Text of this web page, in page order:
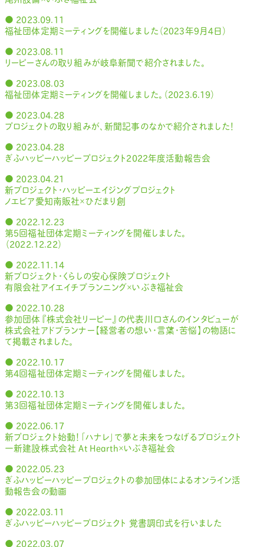
● 2023.09.11
福祉団体定期ミーティングを開催しました（２０２３年９月４日）
● 2023.08.11
リーピーさんの取り組みが岐阜新聞で紹介されました。
● 2023.08.03
福祉団体定期ミーティングを開催しました。（2023.6.19）
● 2023.04.28
プロジェクトの取り組みが、新聞記事のなかで紹介されました！
● 2023.04.28
ぎふハッピーハッピープロジェクト2022年度活動報告会
● 2023.04.21
新プロジェクト・ハッピーエイジングプロジェクト
ノエビア愛知南販社×ひだまり創
● 2022.12.23
第５回福祉団体定期ミーティングを開催しました。
（2022.12.22）
● 2022.11.14
新プロジェクト・くらしの安心保険プロジェクト
有限会社アイエイチプランニング×いぶき福祉会
● 2022.10.28
参加団体『株式会社リーピー』の代表川口さんのインタビューが
株式会社アドプランナー【経営者の想い・言葉・苦悩】の物語に
て掲載されました。
● 2022.10.17
第4回福祉団体定期ミーティングを開催しました。
● 2022.10.13
第3回福祉団体定期ミーティングを開催しました。
● 2022.06.17
新プロジェクト始動！「ハナレ」で夢と未来をつなげるプロジェクト
一新建設株式会社 At Hearth×いぶき福祉会
● 2022.05.23
ぎふハッピーハッピープロジェクトの参加団体によるオンライン活
動報告会の動画
● 2022.03.11
ぎふハッピーハッピープロジェクト 覚書調印式を行いました
● 2022.03.07